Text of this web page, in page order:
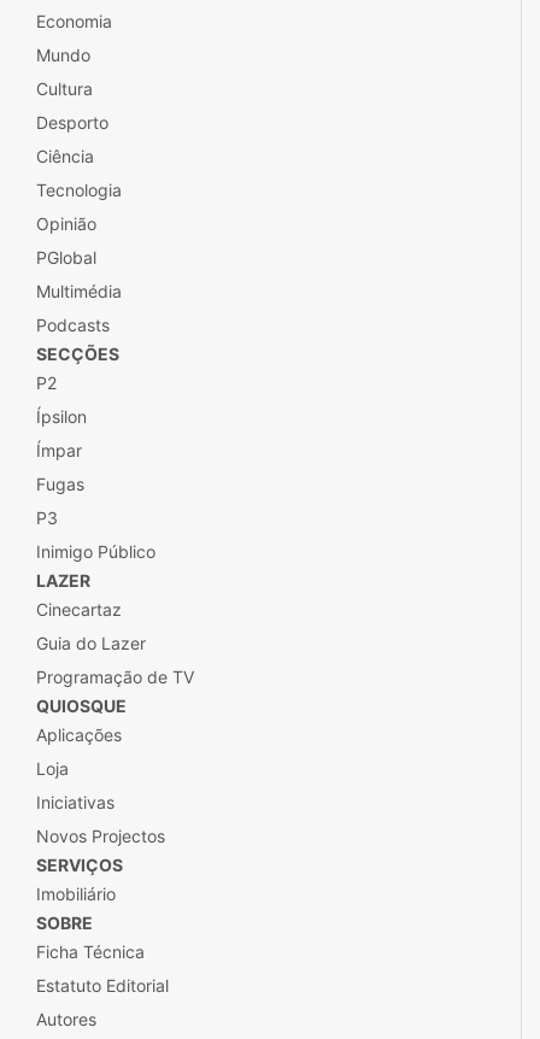
Economia
Mundo
Cultura
Desporto
Ciência
Tecnologia
Opinião
PGlobal
Multimédia
Podcasts
SECÇÕES
P2
Ípsilon
Ímpar
Fugas
P3
Inimigo Público
LAZER
Cinecartaz
Guia do Lazer
Programação de TV
QUIOSQUE
Aplicações
Loja
Iniciativas
Novos Projectos
SERVIÇOS
Imobiliário
SOBRE
Ficha Técnica
Estatuto Editorial
Autores